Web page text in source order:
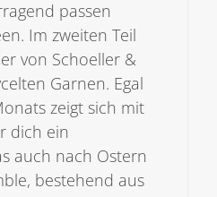
passen
Im zweiten Teil
von Schoeller &
Garnen. Egal
zeigt sich mit
dich ein
auch nach Ostern
bestehend aus